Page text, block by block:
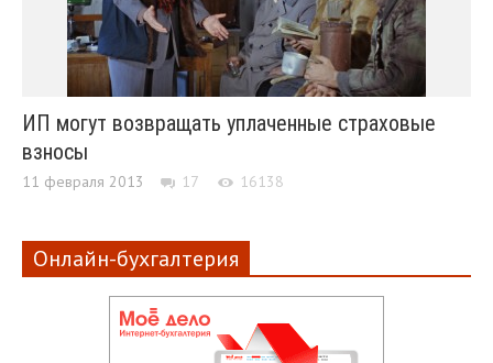
ИП могут возвращать уплаченные страховые
взносы
11 февраля 2013 17 16138
Онлайн-бухгалтерия